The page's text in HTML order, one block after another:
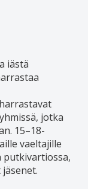
iästä
jotka
15–18-
vaeltajille
putkivartiossa,